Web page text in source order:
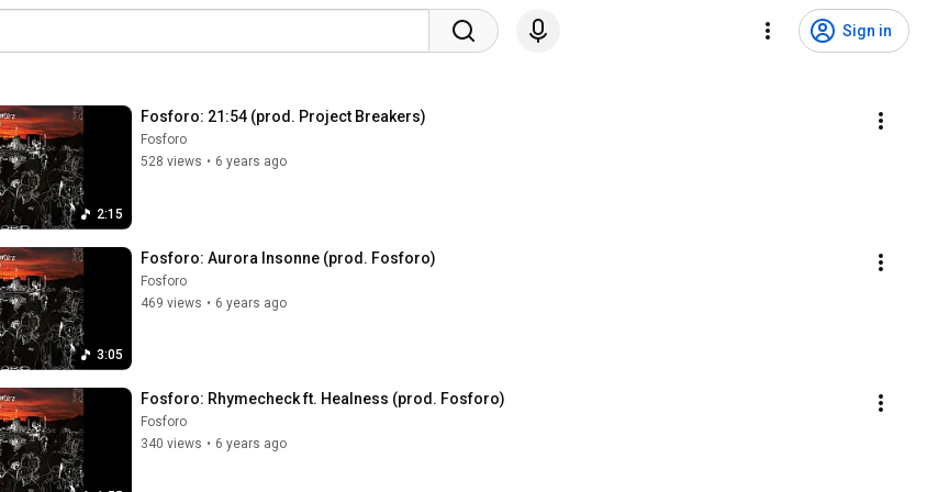
Sign in
2:15
Fosforo: 21:54 (prod. Project Breakers)
Fosforo
528 views • 6 years ago
3:05
Fosforo: Aurora Insonne (prod. Fosforo)
Fosforo
469 views • 6 years ago
Fosforo: Rhymecheck ft. Healness (prod. Fosforo)
Fosforo
340 views • 6 years ago